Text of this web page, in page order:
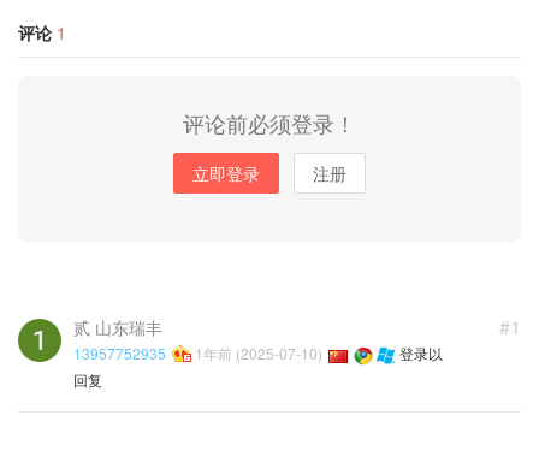
评论 1
评论前必须登录！
立即登录 注册
#1
贰 山东瑞丰
13957752935 1年前 (2025-07-10)
登录以
回复